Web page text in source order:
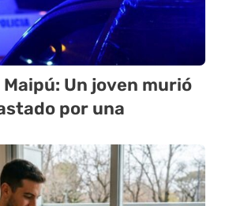
Un joven murió
por una